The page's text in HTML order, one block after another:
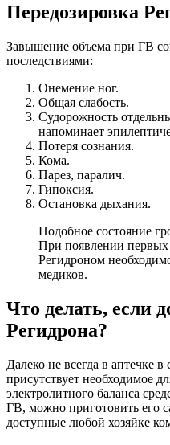
Передозировка
Завышение объема при ГВ
последствиями:
Онемение ног.
Общая слабость.
Судорожность
напоминает
Потеря сознания.
Кома.
Парез, паралич.
Гипоксия.
Остановка дыхания.
Подобное состояние
При появлении первых
Регидроном
медиков.
Что делать, если
Регидрона?
Далеко не всегда в аптечке
присутствует необходимое
электролитного баланса
ГВ, можно приготовить его
доступные любой хозяйке